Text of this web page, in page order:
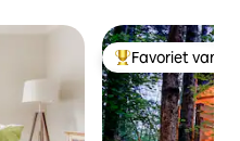
Topfavoriet van
Favoriet van